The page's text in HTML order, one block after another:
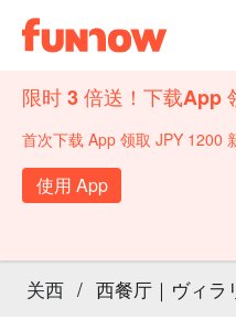
限时 3 倍送！下载App
首次下载 App 领取 JPY 1200
使用 App
关西 / 西餐厅｜ヴィラ